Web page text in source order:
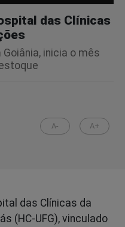
das Clínicas
Goiânia, inicia o mês
A- A+
das Clínicas da
(HC-UFG), vinculado